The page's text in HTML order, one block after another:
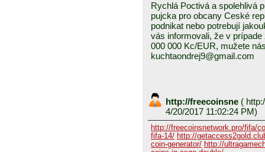
Rychlá Poctivá a spolehlivá
pujcka pro obcany Ceské
podnikat nebo potrebují
vás informovali, že v
000 000 Kc/EUR, mužete
kuchtaondrej9@gmail.com
http://freecoinsne (
4/20/2017 11:02:24 PM)
http://freecoinsnetwork.pro/fifa/
fifa-14/ http://
coin-generator/ http://